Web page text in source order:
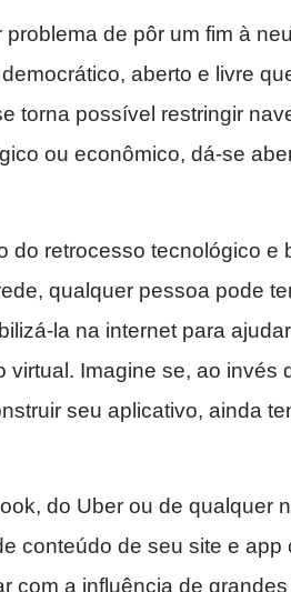
de pôr um fim à
aberto e livre
torna possível restringir
ou econômico, dá-se
do retrocesso tecnológico e
qualquer pessoa pode
la na internet para
virtual. Imagine se, ao invés
seu aplicativo, ainda
do Uber ou de qualquer
conteúdo de seu site e app
com a influência de